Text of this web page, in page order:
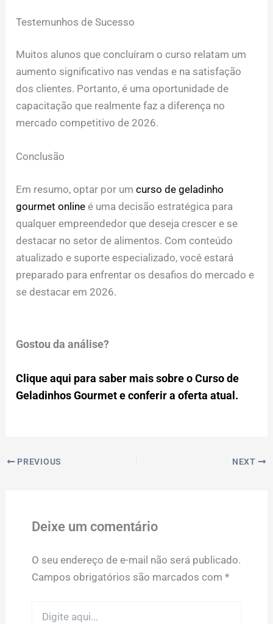
Testemunhos de Sucesso
Muitos alunos que concluíram o curso relatam um
aumento significativo nas vendas e na satisfação
dos clientes. Portanto, é uma oportunidade de
capacitação que realmente faz a diferença no
mercado competitivo de 2026.
Conclusão
Em resumo, optar por umcurso de geladinho
gourmet online é uma decisão estratégica para
qualquer empreendedor que deseja crescer e se
destacar no setor de alimentos. Com conteúdo
atualizado e suporte especializado, você estará
preparado para enfrentar os desafios do mercado e
se destacar em 2026.
Gostou da análise?
Clique aqui para saber mais sobre o Curso de
Geladinhos Gourmet e conferir a oferta atual.
PREVIOUS NEXT
Deixe um comentário
O seu endereço de e-mail não será publicado.
Campos obrigatórios são marcados com *
aqui...